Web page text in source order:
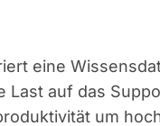
eine
auf das
um